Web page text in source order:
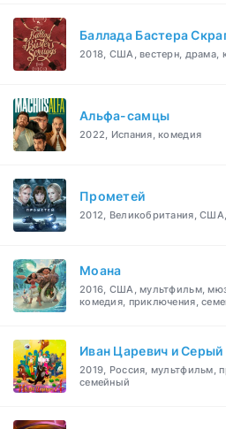
Баллада Бастера
2018, США, вестерн, драма,
Альфа-самцы
2022, Испания, комедия
Прометей
2012, Великобритания,
Моана
2016, США, мультфильм,
комедия, приключения,
Иван Царевич и Серый
2019, Россия, мультфильм,
семейный